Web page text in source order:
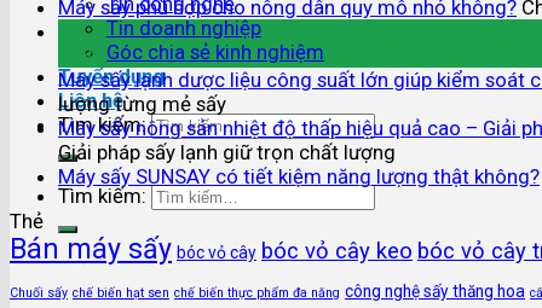
Tin doanh nghiệp
Góc chia sẻ kinh nghiệm
Tuyển dụng
Liên hệ
Tìm kiếm:
Tìm kiếm:
Máy sấy phù hợp cho nông dân quy mô nhỏ không?
Th8
Máy sấy lạnh dược liệu công suất lớn giúp kiểm soát
lượng từng mẻ sấy
Máy sấy nông sản nhiệt độ thấp hiệu quả cao – Giải
Giải pháp sấy lạnh giữ trọn chất lượng
Máy sấy SUNSAY có tiết kiệm năng lượng thật không?
Thẻ
Bán máy sấy bóc vỏ cây bóc vỏ cây keo bóc vỏ cây
Chuối sấy chế biến hạt sen chế biến thực phẩm đa năng công nghệ sấy thăng hoa